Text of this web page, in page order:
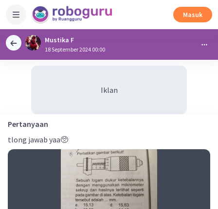
Masuk
Mustika F
18 September 2024 00:00
Iklan
Pertanyaan
tlong jawab yaa🥺